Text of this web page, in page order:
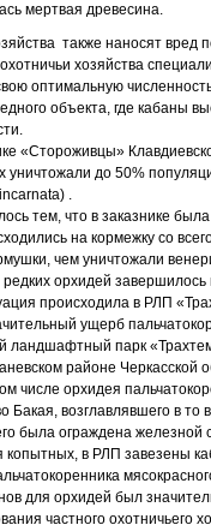
мертвая древесина.
также наносят вред
хозяйства
оптимальную
объекта, где кабаны
«Стороживцы»
уничтожали до 50%
.
тем, что в заказнике
на кормежку со
чем уничтожали
орхидей
происходила в РЛП
ущерб
ландшафтный парк
районе Черкасской
числе орхидея
Бакая, возглавлявшего в
была ограждена железной
копытных, в РЛП завезены
для орхидей был
частного охотничьего